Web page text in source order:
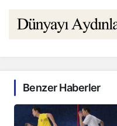
Benzer Haberler